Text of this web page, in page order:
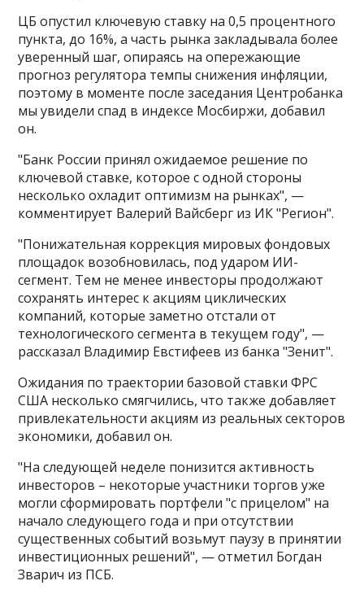
ЦБ опустил ключевую ставку на 0,5 процентного
пункта, до 16%, а часть рынка закладывала более
уверенный шаг, опираясь на опережающие
прогноз регулятора темпы снижения инфляции,
поэтому в моменте после заседания Центробанка
мы увидели спад в индексе Мосбиржи, добавил
он.
"Банк России принял ожидаемое решение по
ключевой ставке, которое с одной стороны
несколько охладит оптимизм на рынках", —
комментирует Валерий Вайсберг из ИК "Регион".
"Понижательная коррекция мировых фондовых
площадок возобновилась, под ударом ИИ-
сегмент. Тем не менее инвесторы продолжают
сохранять интерес к акциям циклических
компаний, которые заметно отстали от
технологического сегмента в текущем году", —
рассказал Владимир Евстифеев из банка "Зенит".
Ожидания по траектории базовой ставки ФРС
США несколько смягчились, что также добавляет
привлекательности акциям из реальных секторов
экономики, добавил он.
"На следующей неделе понизится активность
инвесторов – некоторые участники торгов уже
могли сформировать портфели "с прицелом" на
начало следующего года и при отсутствии
существенных событий возьмут паузу в принятии
инвестиционных решений", — отметил Богдан
Зварич из ПСБ.